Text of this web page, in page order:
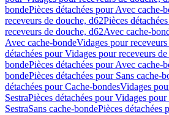
bondePièces détachées pour Avec cache-
receveurs de douche, d62Pièces
receveurs de douche, d62Avec cache-
Avec cache-bondeVidages pour
détachées pour Vidages pour receveurs
bondePièces détachées pour Avec cache-
bondePièces détachées pour Sans cache-
détachées pour Cache-bondesVidages
SestraPièces détachées pour Vidages
SestraSans cache-bondePièces détachées